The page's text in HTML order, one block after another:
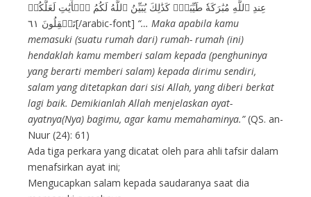
عِندِ ٱللَّهِ مُبَٰرَكَةٗ طَيِّبَةٗۚ كَذَٰلِكَ يُبَيِّنُ ٱللَّهُ لَكُمُ ٱلۡأٓيَٰتِ لَعَلَّكُمۡ
تَعۡقِلُونَ ٦١[/arabic-font] “… Maka apabila kamu
memasuki (suatu rumah dari) rumah- rumah (ini)
hendaklah kamu memberi salam kepada (penghuninya
yang berarti memberi salam) kepada dirimu sendiri,
salam yang ditetapkan dari sisi Allah, yang diberi berkat
lagi baik. Demikianlah Allah menjelaskan ayat-
ayatnya(Nya) bagimu, agar kamu memahaminya.”(QS. an-
Nuur (24): 61)
Ada tiga perkara yang dicatat oleh para ahli tafsir dalam
menafsirkan ayat ini;
Mengucapkan salam kepada saudaranya saat dia